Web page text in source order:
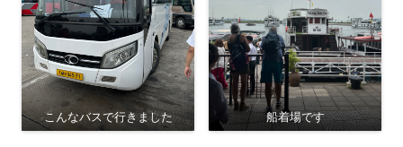
こんなバスで行きました 船着場です